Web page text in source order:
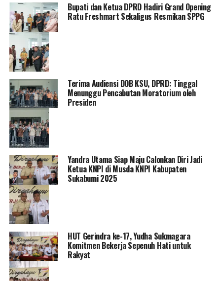
Bupati dan Ketua DPRD Hadiri Grand Opening
Ratu Freshmart Sekaligus Resmikan SPPG
Terima Audiensi DOB KSU, DPRD: Tinggal
Menunggu Pencabutan Moratorium oleh
Presiden
Yandra Utama Siap Maju Calonkan Diri Jadi
Ketua KNPI di Musda KNPI Kabupaten
Sukabumi 2025
HUT Gerindra ke-17, Yudha Sukmagara
Komitmen Bekerja Sepenuh Hati untuk
Rakyat